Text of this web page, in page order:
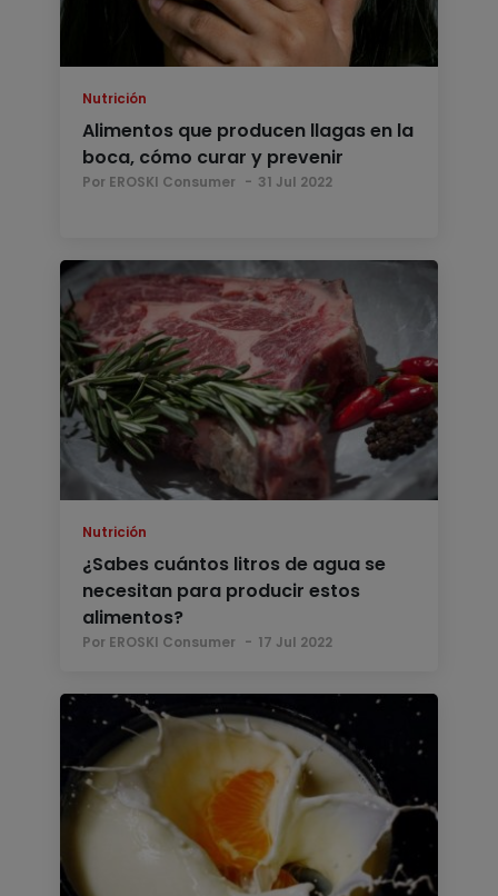
Nutrición
Alimentos que producen llagas en la
boca, cómo curar y prevenir
Por EROSKI Consumer 31 Jul 2022
Nutrición
¿Sabes cuántos litros de agua se
necesitan para producir estos
alimentos?
Por EROSKI Consumer 17 Jul 2022